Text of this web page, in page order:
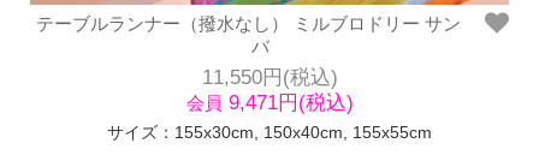
テーブルランナー（撥水なし） ミルブロドリー サン
バ
11,550円(税込)
会員 9,471円(税込)
サイズ：155x30cm, 150x40cm, 155x55cm